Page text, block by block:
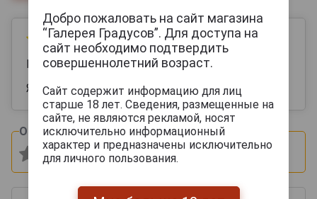
29 июля 2024
Кирилл
Яркий многогранный аромат , супер хороший
Оцените и напишите отзыв:
Добро пожаловать на сайт магазина
“Галерея Градусов”. Для доступа на
сайт необходимо подтвердить
совершеннолетний возраст.
Сайт содержит информацию для лиц
старше 18 лет. Сведения, размещенные на
сайте, не являются рекламой, носят
исключительно информационный
характер и предназначены исключительно
для личного пользования.